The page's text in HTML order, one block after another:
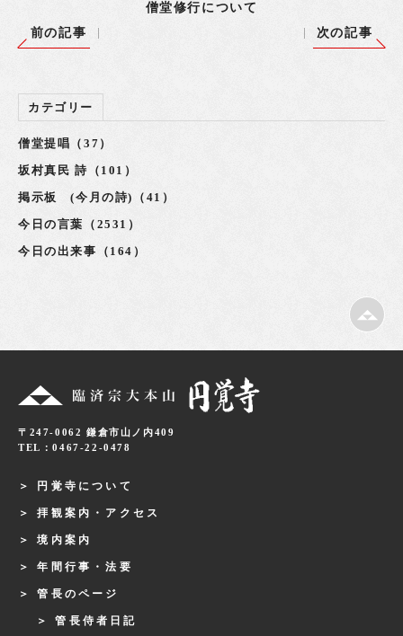
僧堂修行について
前の記事
次の記事
カテゴリー
僧堂提唱（37）
坂村真民 詩（101）
掲示板 (今月の詩)（41）
今日の言葉（2531）
今日の出来事（164）
〒247-0062 鎌倉市山ノ内409
TEL：0467-22-0478
円覚寺について
拝観案内・アクセス
境内案内
年間行事・法要
管長のページ
管長侍者日記